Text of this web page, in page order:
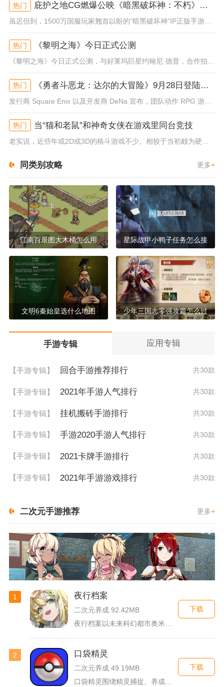
热门 庇护之地CG燃爆公映《暗黑破坏神：不朽》今日全平台上线
虽迟但到，1500万国服玩家翘首以盼的“暗黑破坏神”IP正版手游《暗黑破坏神：不朽》已于今日全平台上线！动作RPG王者再...
热门 《黎明之海》今日正式公测
热门 《勇者斗恶龙：达尔的大冒险》9月28日登陆苹果谷歌应用商店
发行商 Square Enix 以及开发商 DeNa 宣布，团队动作 RPG 游戏《勇者斗恶龙：达尔的大冒险 魂之绊》将...
热门 当“猫和老鼠”和神奇女侠在游戏里同台竞技
同类别攻略 更多+
江南百景图大木桶怎么用 星际战甲小鸭子任务怎么接
文明6秦始皇选什么地图 少年三国志零强攻篇怎么过
手游专辑 应用专辑
【手游专辑】 回合手游推荐排行 共30款
【手游专辑】 2021年手游人气排行 共30款
【手游专辑】 挂机搬砖手游排行 共30款
【手游专辑】 手游2020手游人气排行 共30款
【手游专辑】 2021卡牌手游排行 共30款
【手游专辑】 2021年手游游戏排行 共30款
二次元手游推荐 更多+
1 夜行档案
二次元养成 92.42MB
下载
2 口袋精灵
二次元养成 49.19MB
下载